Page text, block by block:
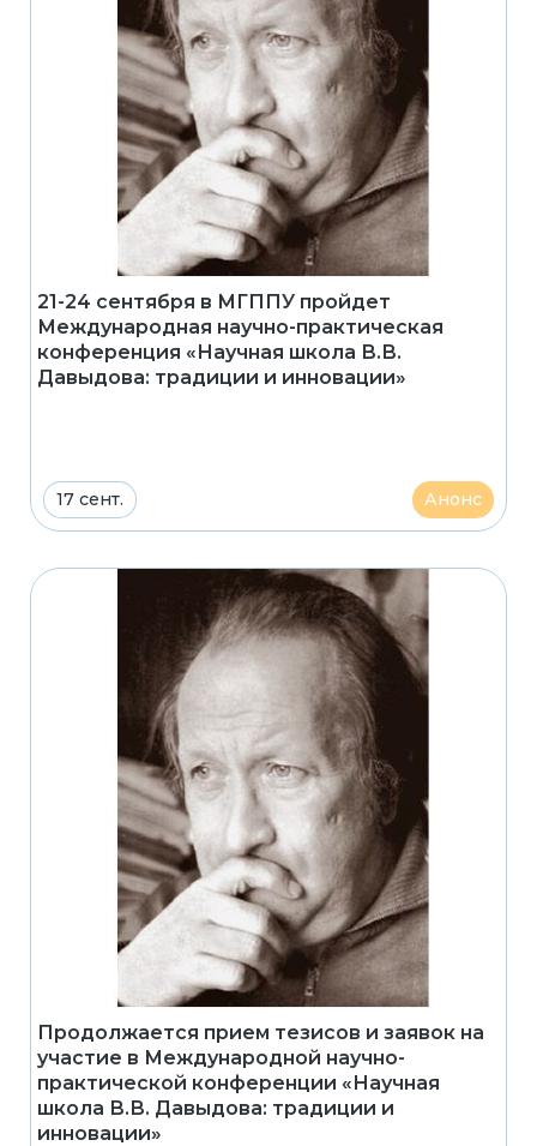
21-24 сентября в МГППУ пройдет
Международная научно-практическая
конференция «Научная школа В.В.
Давыдова: традиции и инновации»
17 сент. Анонс
Продолжается прием тезисов и заявок на
участие в Международной научно-
практической конференции «Научная
школа В.В. Давыдова: традиции и
инновации»